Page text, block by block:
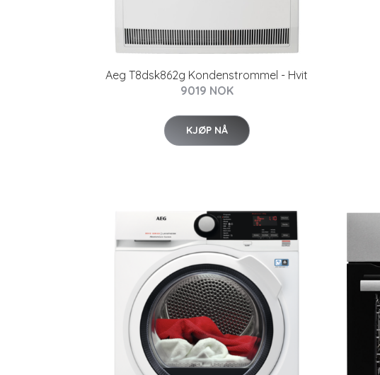
Aeg T8dsk862g Kondenstrommel - Hvit
9019 NOK
KJØP NÅ